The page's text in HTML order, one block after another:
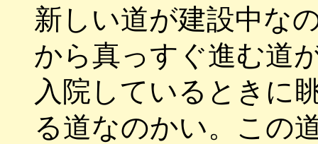
新しい道が建設中な
から真っすぐ進む道
入院しているときに
る道なのかい。この